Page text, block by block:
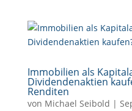
Immobilien als
Dividendenaktien
Renditen
von Michael Seibold |